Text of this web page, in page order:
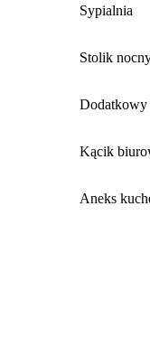
Sypialnia
Stolik
Dodatkowy
Kącik
Aneks